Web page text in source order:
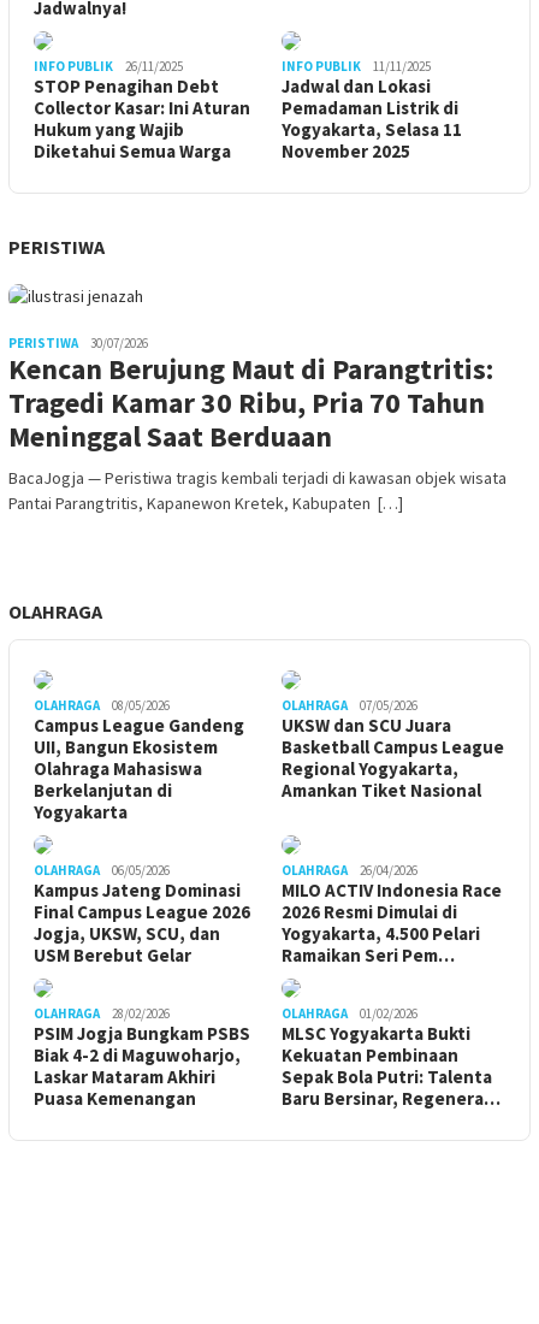
Jadwalnya!
INFO PUBLIK 26/11/2025
STOP Penagihan Debt
Collector Kasar: Ini Aturan
Hukum yang Wajib
Diketahui Semua Warga
INFO PUBLIK 11/11/2025
Jadwal dan Lokasi
Pemadaman Listrik di
Yogyakarta, Selasa 11
November 2025
PERISTIWA
PERISTIWA 30/07/2026
Kencan Berujung Maut di Parangtritis:
Tragedi Kamar 30 Ribu, Pria 70 Tahun
Meninggal Saat Berduaan
BacaJogja — Peristiwa tragis kembali terjadi di kawasan objek wisata
Pantai Parangtritis, Kapanewon Kretek, Kabupaten […]
OLAHRAGA
OLAHRAGA 08/05/2026
Campus League Gandeng
UII, Bangun Ekosistem
Olahraga Mahasiswa
Berkelanjutan di
Yogyakarta
OLAHRAGA 07/05/2026
UKSW dan SCU Juara
Basketball Campus League
Regional Yogyakarta,
Amankan Tiket Nasional
OLAHRAGA 06/05/2026
Kampus Jateng Dominasi
Final Campus League 2026
Jogja, UKSW, SCU, dan
USM Berebut Gelar
OLAHRAGA 26/04/2026
MILO ACTIV Indonesia Race
2026 Resmi Dimulai di
Yogyakarta, 4.500 Pelari
Ramaikan Seri Pem…
OLAHRAGA 28/02/2026
PSIM Jogja Bungkam PSBS
Biak 4-2 di Maguwoharjo,
Laskar Mataram Akhiri
Puasa Kemenangan
OLAHRAGA 01/02/2026
MLSC Yogyakarta Bukti
Kekuatan Pembinaan
Sepak Bola Putri: Talenta
Baru Bersinar, Regenera…